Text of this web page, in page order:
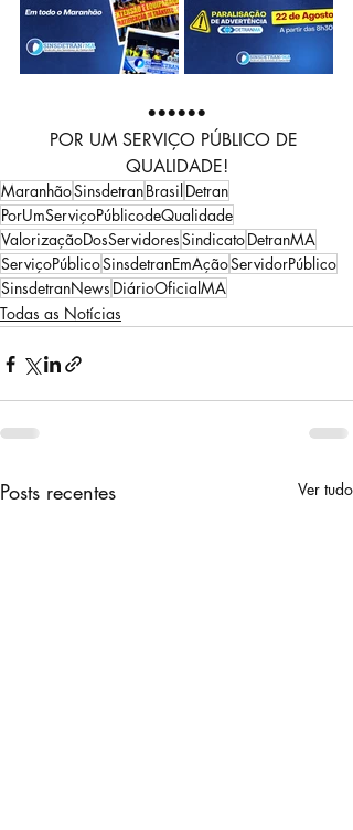
••••••
POR UM SERVIÇO PÚBLICO DE
QUALIDADE!
MaranhãoSinsdetranBrasil Detran
PorUmServiçoPúblicodeQualidade
ValorizaçãoDosServidoresSindicatoDetranMA
ServiçoPúblicoSinsdetranEmAçãoServidorPúblico
SinsdetranNews DiárioOficialMA
Todas as Notícias
Posts recentes Ver tudo